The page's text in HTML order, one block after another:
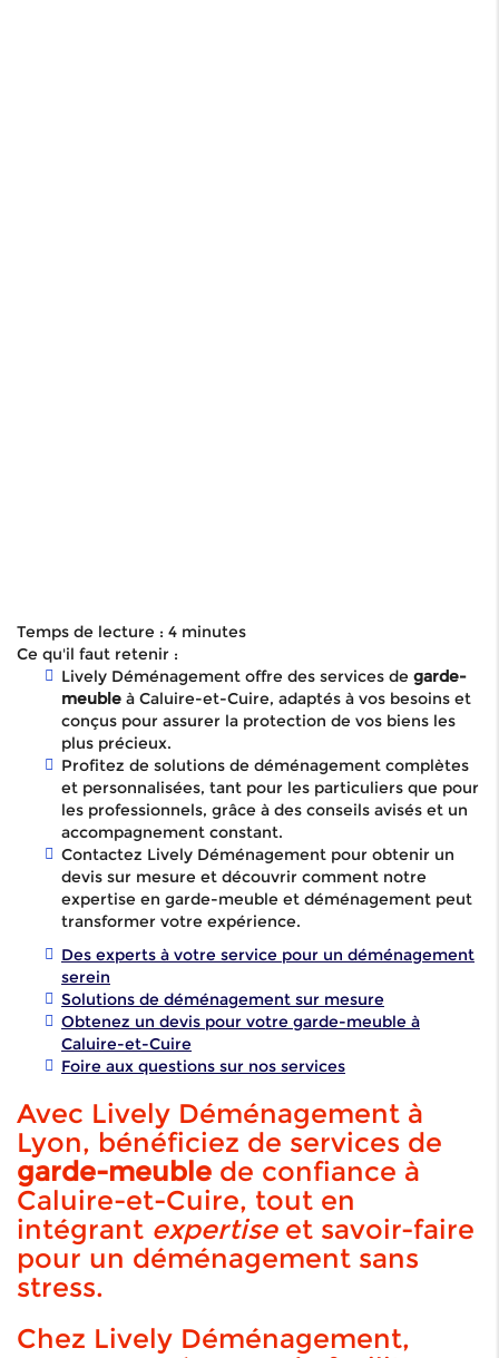
Temps de lecture : 4 minutes
Ce qu'il faut retenir :
Lively Déménagement offre des services de garde-
meuble à Caluire-et-Cuire, adaptés à vos besoins et
conçus pour assurer la protection de vos biens les
plus précieux.
Profitez de solutions de déménagement complètes
et personnalisées, tant pour les particuliers que pour
les professionnels, grâce à des conseils avisés et un
accompagnement constant.
Contactez Lively Déménagement pour obtenir un
devis sur mesure et découvrir comment notre
expertise en garde-meuble et déménagement peut
transformer votre expérience.
Des experts à votre service pour un déménagement
serein
Solutions de déménagement sur mesure
Obtenez un devis pour votre garde-meuble à
Caluire-et-Cuire
Foire aux questions sur nos services
Avec Lively Déménagement à
Lyon, bénéficiez de services de
garde-meuble de confiance à
Caluire-et-Cuire, tout en
intégrant expertiseet savoir-faire
pour un déménagement sans
stress.
Chez Lively Déménagement,